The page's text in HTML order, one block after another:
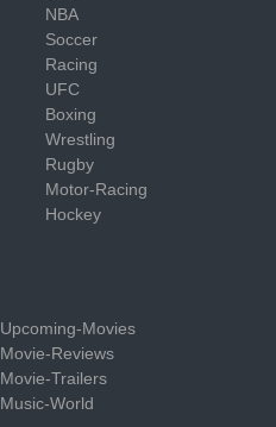
NBA
Soccer
Racing
UFC
Boxing
Wrestling
Rugby
Motor-Racing
Hockey
Upcoming-Movies
Movie-Reviews
Movie-Trailers
Music-World